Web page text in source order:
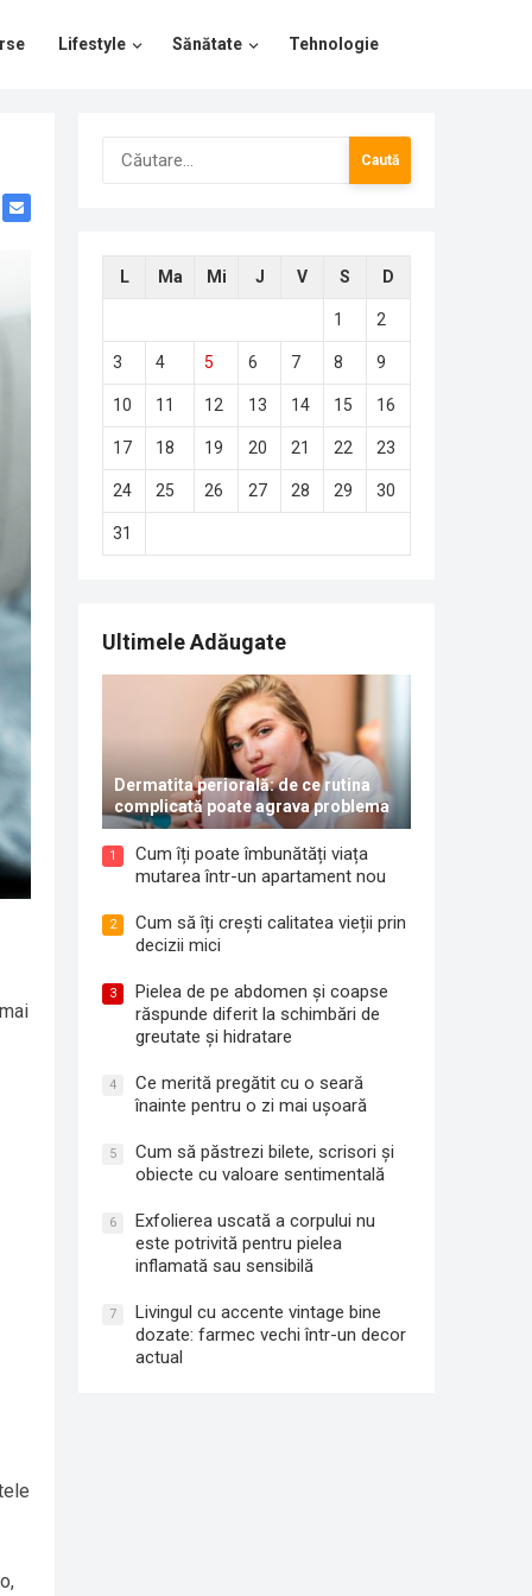
Lifestyle Sănătate Tehnologie
Caută
după:
L Ma Mi J V S D
1 2
3 4 5 6 7 8 9
10 11 12 13 14 15 16
17 18 19 20 21 22 23
24 25 26 27 28 29 30
31
Ultimele Adăugate
Dermatita periorală: de ce rutina
complicată poate agrava problema
1
Cum îți poate îmbunătăți viața
mutarea într-un apartament nou
2
Cum să îți crești calitatea vieții prin
decizii mici
3
Pielea de pe abdomen și coapse
răspunde diferit la schimbări de
greutate și hidratare
4
Ce merită pregătit cu o seară
înainte pentru o zi mai ușoară
5
Cum să păstrezi bilete, scrisori și
obiecte cu valoare sentimentală
6
Exfolierea uscată a corpului nu
este potrivită pentru pielea
inflamată sau sensibilă
7
Livingul cu accente vintage bine
dozate: farmec vechi într-un decor
actual